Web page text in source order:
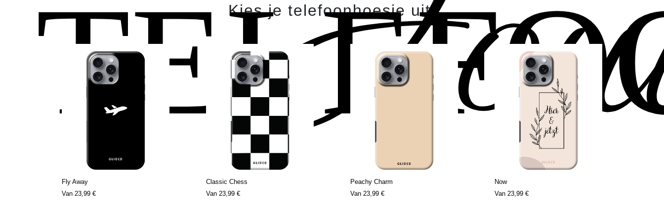
Kies je telefoonhoesje uit!
Fly Away
Van 23,99 €
Classic Chess
Van 23,99 €
Peachy Charm
Van 23,99 €
Now
Van 23,99 €